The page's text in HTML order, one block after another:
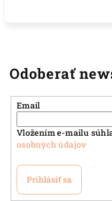
Odoberať
Email
Vložením e-mailu
osobných údajov
Prihlásiť sa